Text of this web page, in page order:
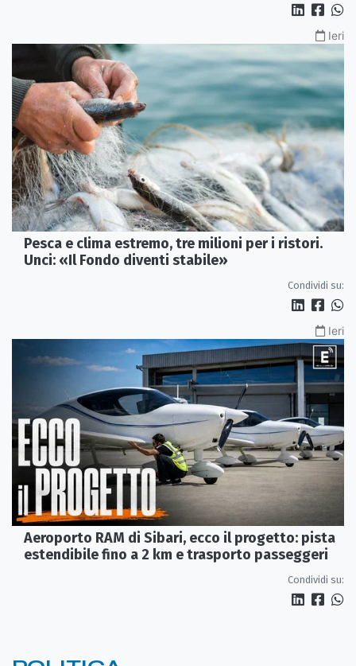
Ieri
Pesca e clima estremo, tre milioni per i ristori.
Unci: «Il Fondo diventi stabile»
Condividi su:
Ieri
Aeroporto RAM di Sibari, ecco il progetto: pista
estendibile fino a 2 km e trasporto passeggeri
Condividi su: